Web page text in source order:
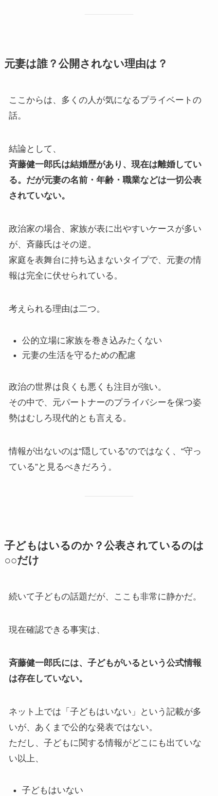
元妻は誰？公開されない理由は？
ここからは、多くの人が気になるプライベートの
話。
結論として、
斉藤健一郎氏は結婚歴があり、現在は離婚してい
る。だが元妻の名前・年齢・職業などは一切公表
されていない。
政治家の場合、家族が表に出やすいケースが多い
が、斉藤氏はその逆。
家庭を表舞台に持ち込まないタイプで、元妻の情
報は完全に伏せられている。
考えられる理由は二つ。
公的立場に家族を巻き込みたくない
元妻の生活を守るための配慮
政治の世界は良くも悪くも注目が強い。
その中で、元パートナーのプライバシーを保つ姿
勢はむしろ現代的とも言える。
情報が出ないのは“隠している”のではなく、“守っ
ている”と見るべきだろう。
子どもはいるのか？公表されているのは
○○だけ
続いて子どもの話題だが、ここも非常に静かだ。
現在確認できる事実は、
斉藤健一郎氏には、子どもがいるという公式情報
は存在していない。
ネット上では「子どもはいない」という記載が多
いが、あくまで公的な発表ではない。
ただし、子どもに関する情報がどこにも出ていな
い以上、
子どもはいない